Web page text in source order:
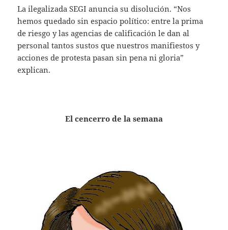
La ilegalizada SEGI anuncia su disolución. “Nos
hemos quedado sin espacio político: entre la prima
de riesgo y las agencias de calificación le dan al
personal tantos sustos que nuestros manifiestos y
acciones de protesta pasan sin pena ni gloria”
explican.
El cencerro de la semana